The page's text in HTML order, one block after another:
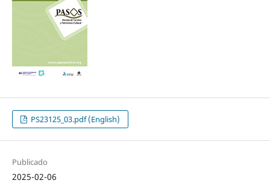
PS23125_03.pdf (English)
Publicado
2025-02-06